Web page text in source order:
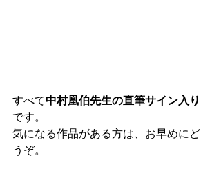
すべて中村凰伯先生の直筆サイン入り
です。
気になる作品がある方は、お早めにど
うぞ。